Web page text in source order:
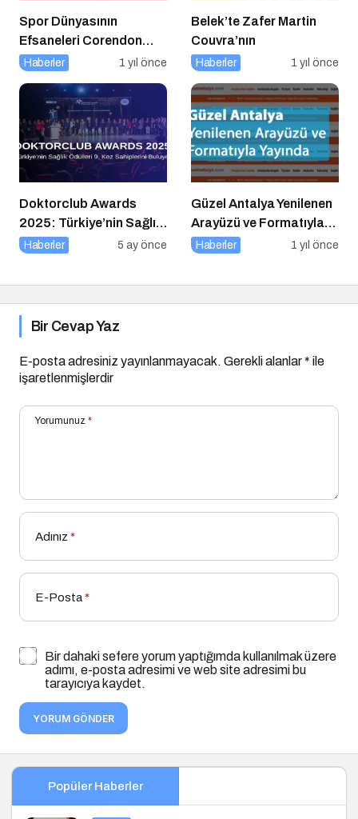
Spor Dünyasının
Efsaneleri Corendon
Sport Talks’ta
Haberler 1 yıl önce
Belek’te Zafer Martin
Couvra’nın
Haberler 1 yıl önce
Doktorclub Awards
2025: Türkiye’nin Sağlık
Ödülleri 9. Kez
Haberler 5 ay önce
Güzel Antalya Yenilenen
Arayüzü ve Formatıyla
Yayında
Haberler 1 yıl önce
Bir Cevap Yaz
E-posta adresiniz yayınlanmayacak. Gerekli alanlar* ile
işaretlenmişlerdir
Yorumunuz *
Adınız *
E-Posta*
Bir dahaki sefere yorum yaptığımda kullanılmak üzere
adımı, e-posta adresimi ve web site adresimi bu
tarayıcıya kaydet.
YORUM GÖNDER
Popüler Haberler